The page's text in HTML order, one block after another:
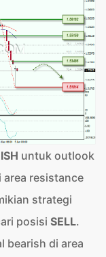
untuk outlook
resistance
strategi
posisi SELL.
bearish di area